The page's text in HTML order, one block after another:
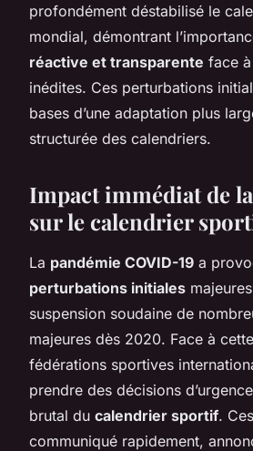
profondément déstabilisé le
mondial, démontrant
réactive et transparente face
inédites. Ces perturbations
bases d’une adaptation plus
structurée des calendriers.
Impact immédiat de
sur le calendrier
La pandémie COVID-19 a
perturbations initiales
suspension soudaine de
majeures dès 2020. Face à
fédérations sportives
prendre des décisions
brutal du calendrier sportif.
communiqué rapidement,